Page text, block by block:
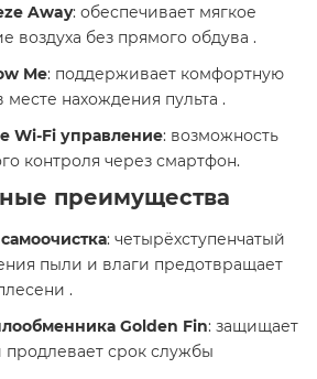
Away: обеспечивает мягкое
воздуха без прямого обдува .
Me: поддерживает комфортную
месте нахождения пульта .
Wi-Fi управление: возможность
контроля через смартфон.​
преимущества
: четырёхступенчатый
пыли и влаги предотвращает
.
Golden Fin: защищает
продлевает срок службы